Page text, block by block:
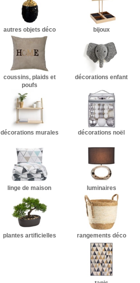
autres objets déco bijoux
coussins, plaids et
poufs
décorations enfant
décorations murales décorations noël
linge de maison luminaires
plantes artificielles rangements déco